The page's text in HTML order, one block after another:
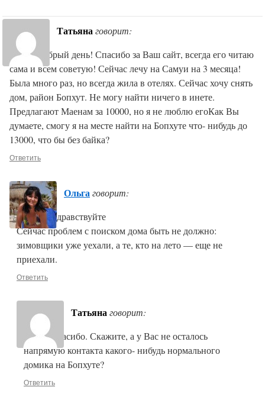
Татьянаговорит:
Ольга, добрый день! Спасибо за Ваш сайт, всегда его читаю
сама и всем советую! Сейчас лечу на Самуи на 3 месяца!
Была много раз, но всегда жила в отелях. Сейчас хочу снять
дом, район Бопхут. Не могу найти ничего в инете.
Предлагают Маенам за 10000, но я не люблю егоКак Вы
думаете, смогу я на месте найти на Бопхуте что- нибудь до
13000, что бы без байка?
Ответить
Ольгаговорит:
Татьяна, здравствуйте
Сейчас проблем с поиском дома быть не должно:
зимовщики уже уехали, а те, кто на лето — еще не
приехали.
Ответить
Татьянаговорит:
Ольга, спасибо. Скажите, а у Вас не осталось
напрямую контакта какого- нибудь нормального
домика на Бопхуте?
Ответить